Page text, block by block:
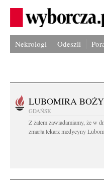
Nekrologi Odeszli
LUBOMIRA
GDAŃSK
Z żalem zawiadamiamy, że w
zmarła lekarz medycyny